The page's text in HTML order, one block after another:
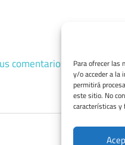
Para ofrecer las
y/o acceder a la
permitirá
este sitio. No
características y
comentarios.